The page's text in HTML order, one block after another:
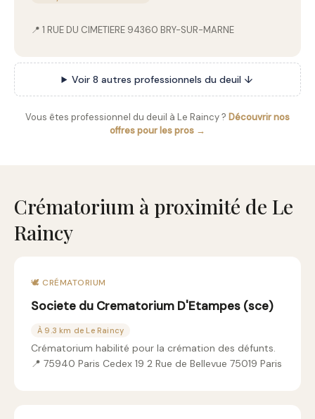
📍 1 RUE DU CIMETIERE 94360 BRY-SUR-MARNE
Voir 8 autres professionnels du deuil ↓
Vous êtes professionnel du deuil à Le Raincy ? Découvrir nos
offres pour les pros →
Crématorium à proximité de Le
Raincy
🕊️ CRÉMATORIUM
Societe du Crematorium D'Etampes (sce)
À 9.3 km de Le Raincy
Crématorium habilité pour la crémation des défunts.
📍 75940 Paris Cedex 19 2 Rue de Bellevue 75019 Paris